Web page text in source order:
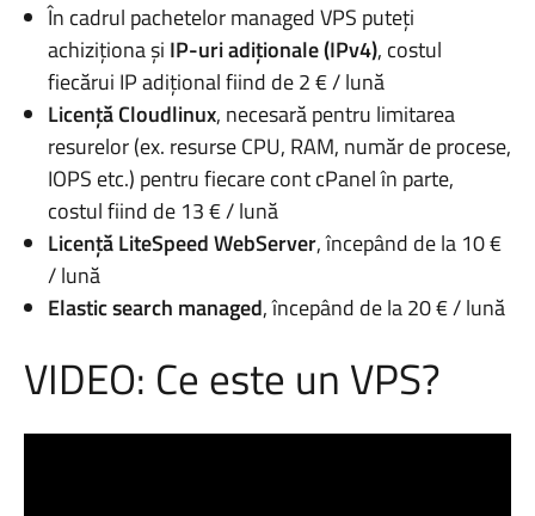
În cadrul pachetelor managed VPS puteți
achiziționa și IP-uri adiționale (IPv4), costul
fiecărui IP adițional fiind de 2 € / lună
Licenţă Cloudlinux, necesară pentru limitarea
resurelor (ex. resurse CPU, RAM, număr de procese,
IOPS etc.) pentru fiecare cont cPanel în parte,
costul fiind de 13 € / lună
Licenţă LiteSpeed WebServer, începând de la 10 €
/ lună
Elastic search managed, începând de la 20 € / lună
VIDEO: Ce este un VPS?